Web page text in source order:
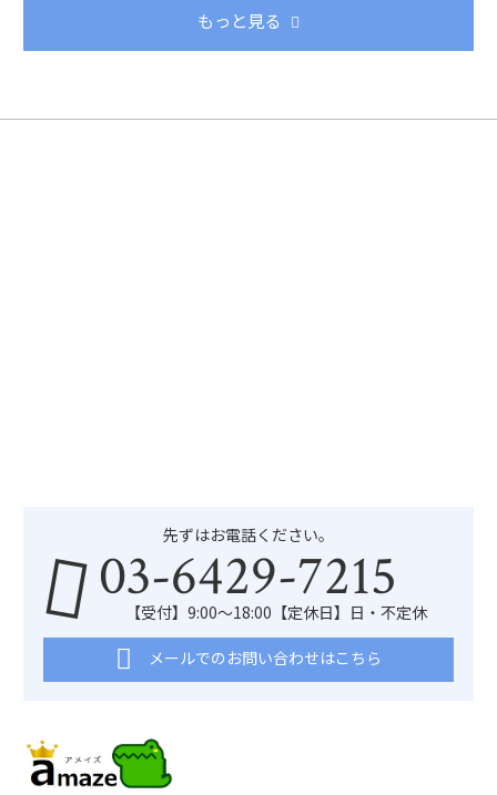
もっと見る
先ずはお電話ください。
03-6429-7215
【受付】9:00～18:00【定休日】日・不定休
メールでのお問い合わせはこちら